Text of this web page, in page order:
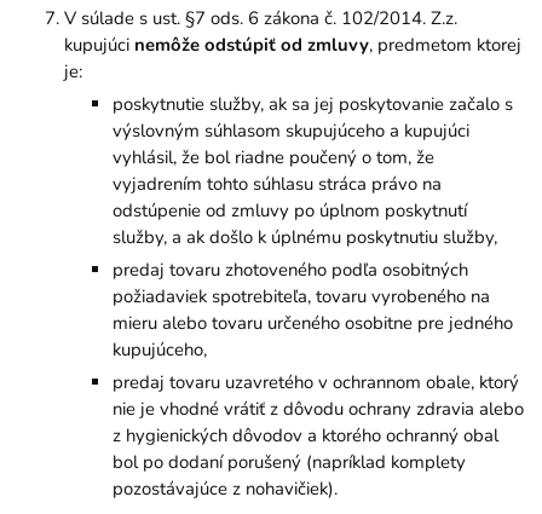
V súlade s ust. §7 ods. 6 zákona č. 102/2014. Z.z.
kupujúci nemôže odstúpiť od zmluvy, predmetom ktorej
je:
poskytnutie služby, ak sa jej poskytovanie začalo s
výslovným súhlasom skupujúceho a kupujúci
vyhlásil, že bol riadne poučený o tom, že
vyjadrením tohto súhlasu stráca právo na
odstúpenie od zmluvy po úplnom poskytnutí
služby, a ak došlo k úplnému poskytnutiu služby,
predaj tovaru zhotoveného podľa osobitných
požiadaviek spotrebiteľa, tovaru vyrobeného na
mieru alebo tovaru určeného osobitne pre jedného
kupujúceho,
predaj tovaru uzavretého v ochrannom obale, ktorý
nie je vhodné vrátiť z dôvodu ochrany zdravia alebo
z hygienických dôvodov a ktorého ochranný obal
bol po dodaní porušený (napríklad komplety
pozostávajúce z nohavičiek).